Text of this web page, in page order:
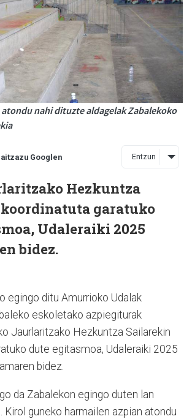
nahi dituzte aldagelak Zabalekoko
Googlen Entzun
Hezkuntza
garatuko
Udaleraiki 2025
bidez.
egingo ditu Amurrioko Udalak
eskoletako azpiegiturak
Jaurlaritzako Hezkuntza Sailarekin
dute egitasmoa, Udaleraiki 2025
bidez.
da Zabalekon egingo duten lan
Kirol guneko harmailen azpian atondu